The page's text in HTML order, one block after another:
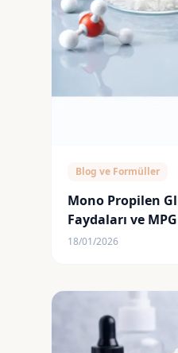
Blog ve Formüller
Mono Propilen
Faydaları ve
Gerekenler
18/01/2026